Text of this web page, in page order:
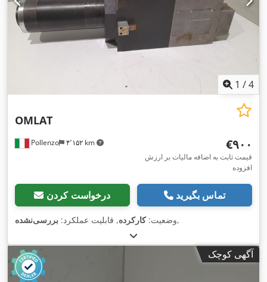
1 /4
Pollenzo ۴٬۱۵۲ km
OMLAT
‎€۹۰۰
قیمت ثابت به اضافه مالیات بر ارزش
افزوده
درخواست کردن تماس بگیرید
وضعیت:کارکرده, قابلیت عملکرد: بررسی‌نشده ,
آگهی کوچک